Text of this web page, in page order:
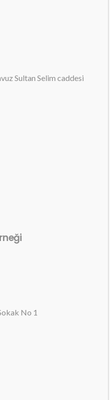
Sultan Selim caddesi
No 1